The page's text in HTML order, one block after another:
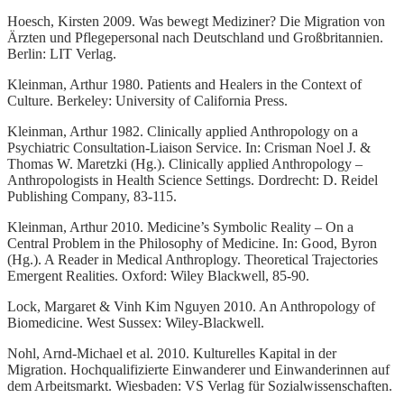
Hoesch, Kirsten 2009. Was bewegt Mediziner? Die Migration von
Ärzten und Pflegepersonal nach Deutschland und Großbritannien.
Berlin: LIT Verlag.
Kleinman, Arthur 1980. Patients and Healers in the Context of
Culture. Berkeley: University of California Press.
Kleinman, Arthur 1982. Clinically applied Anthropology on a
Psychiatric Consultation-Liaison Service. In: Crisman Noel J. &
Thomas W. Maretzki (Hg.). Clinically applied Anthropology –
Anthropologists in Health Science Settings. Dordrecht: D. Reidel
Publishing Company, 83-115.
Kleinman, Arthur 2010. Medicine’s Symbolic Reality – On a
Central Problem in the Philosophy of Medicine. In: Good, Byron
(Hg.). A Reader in Medical Anthroplogy. Theoretical Trajectories
Emergent Realities. Oxford: Wiley Blackwell, 85-90.
Lock, Margaret & Vinh Kim Nguyen 2010. An Anthropology of
Biomedicine. West Sussex: Wiley-Blackwell.
Nohl, Arnd-Michael et al. 2010. Kulturelles Kapital in der
Migration. Hochqualifizierte Einwanderer und Einwanderinnen auf
dem Arbeitsmarkt. Wiesbaden: VS Verlag für Sozialwissenschaften.